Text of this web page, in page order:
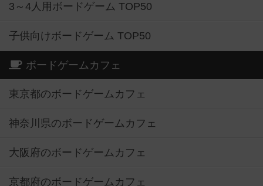
3～4人用ボードゲーム TOP50
子供向けボードゲーム TOP50
ボードゲームカフェ
東京都のボードゲームカフェ
神奈川県のボードゲームカフェ
大阪府のボードゲームカフェ
京都府のボードゲームカフェ